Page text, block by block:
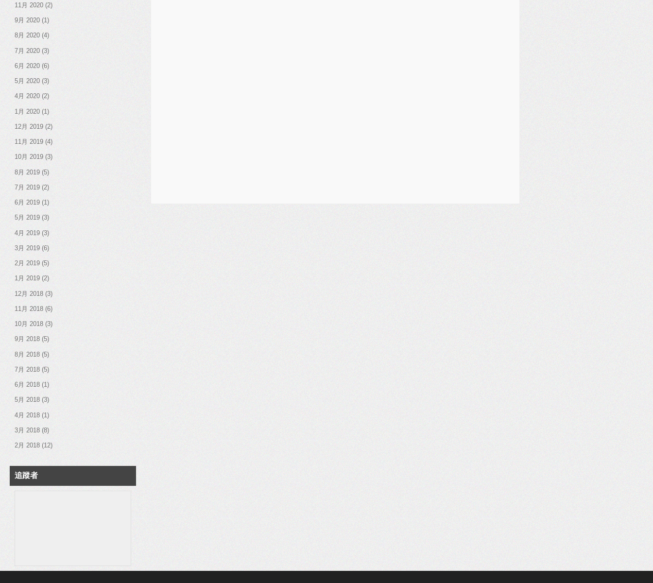
11月 2020 (2)
9月 2020 (1)
8月 2020 (4)
7月 2020 (3)
6月 2020 (6)
5月 2020 (3)
4月 2020 (2)
1月 2020 (1)
12月 2019 (2)
11月 2019 (4)
10月 2019 (3)
8月 2019 (5)
7月 2019 (2)
6月 2019 (1)
5月 2019 (3)
4月 2019 (3)
3月 2019 (6)
2月 2019 (5)
1月 2019 (2)
12月 2018 (3)
11月 2018 (6)
10月 2018 (3)
9月 2018 (5)
8月 2018 (5)
7月 2018 (5)
6月 2018 (1)
5月 2018 (3)
4月 2018 (1)
3月 2018 (8)
2月 2018 (12)
追蹤者